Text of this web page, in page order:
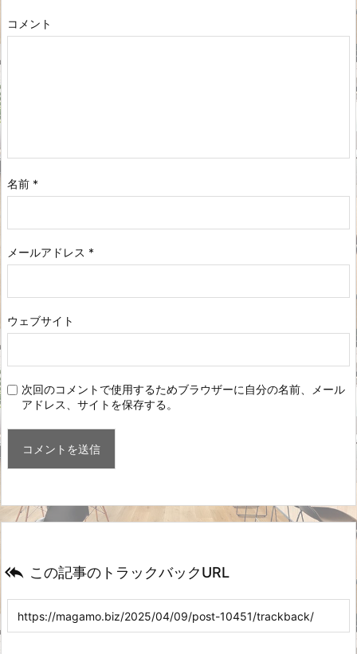
コメント
名前 *
メールアドレス *
ウェブサイト
次回のコメントで使用するためブラウザーに自分の名前、メール
アドレス、サイトを保存する。
 この記事のトラックバックURL